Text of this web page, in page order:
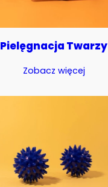
Pielęgnacja Twarzy
Zobacz więcej